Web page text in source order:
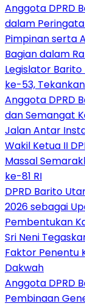
Anggota DPRD
dalam
Pimpinan serta
Bagian dalam
Legislator
ke-53,
Anggota DPRD
dan Semangat
Jalan Antar
Wakil Ketua II
Massal
ke-81 RI
DPRD Barito
2026 sebagai
Pembentukan
Sri Neni
Faktor Penentu
Dakwah
Anggota DPRD
Pembinaan